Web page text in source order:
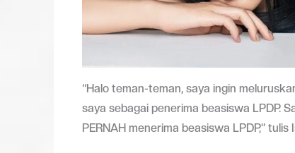
“Halo teman-teman, saya ingin
saya sebagai penerima beasiswa LPDP.
PERNAH menerima beasiswa LPDP,”